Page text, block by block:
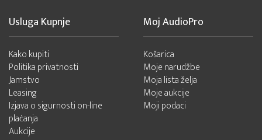
Usluga Kupnje
Kako kupiti
Politika privatnosti
Jamstvo
Leasing
Izjava o sigurnosti on-line
plaćanja
Aukcije
Moj AudioPro
Košarica
Moje narudžbe
Moja lista želja
Moje aukcije
Moji podaci